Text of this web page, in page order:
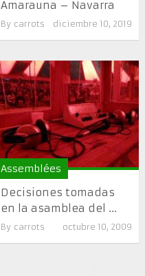
Amarauna – Navarra
By carrots diciembre 10, 2019
Assemblées
Decisiones tomadas
en la asamblea del ...
By carrots octubre 10, 2009